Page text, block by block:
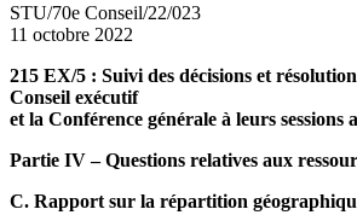
STU/70e Conseil/22/023
11 octobre 2022
215 EX/5 : Suivi des décisions et
Conseil exécutif
et la Conférence générale à leurs sessions
Partie IV – Questions relatives aux
C. Rapport sur la répartition